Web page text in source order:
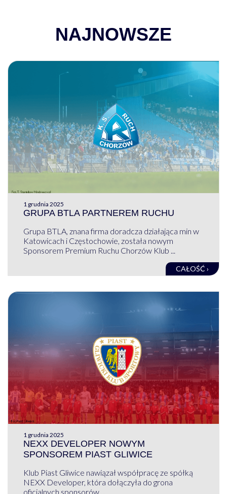
NAJNOWSZE
1 grudnia 2025
GRUPA BTLA PARTNEREM RUCHU
Grupa BTLA, znana firma doradcza działająca min w
Katowicach i Częstochowie, została nowym
Sponsorem Premium Ruchu Chorzów Klub ...
CAŁOŚĆ ›
1 grudnia 2025
NEXX DEVELOPER NOWYM
SPONSOREM PIAST GLIWICE
Klub Piast Gliwice nawiązał współpracę ze spółką
NEXX Developer, która dołączyła do grona
oficjalnych sponsorów ...